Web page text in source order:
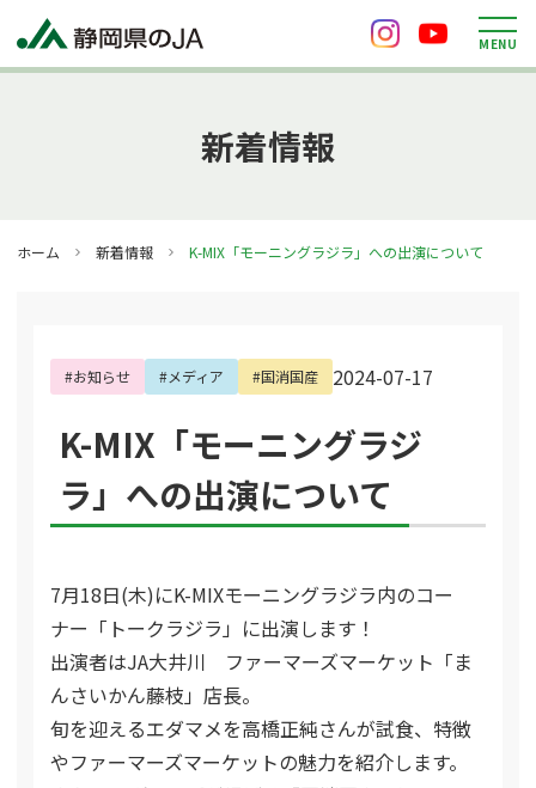
M ENU
新着情報
ホーム 新着情報 K-MIX「モーニングラジラ」への出演について
#お知らせ #メディア #国消国産 2024-07-17
K-MIX「モーニングラジ
ラ」への出演について
7月18日(木)にK-MIXモーニングラジラ内のコー
ナー「トークラジラ」に出演します！
出演者はJA大井川 ファーマーズマーケット「ま
んさいかん藤枝」店長。
旬を迎えるエダマメを高橋正純さんが試食、特徴
やファーマーズマーケットの魅力を紹介します。